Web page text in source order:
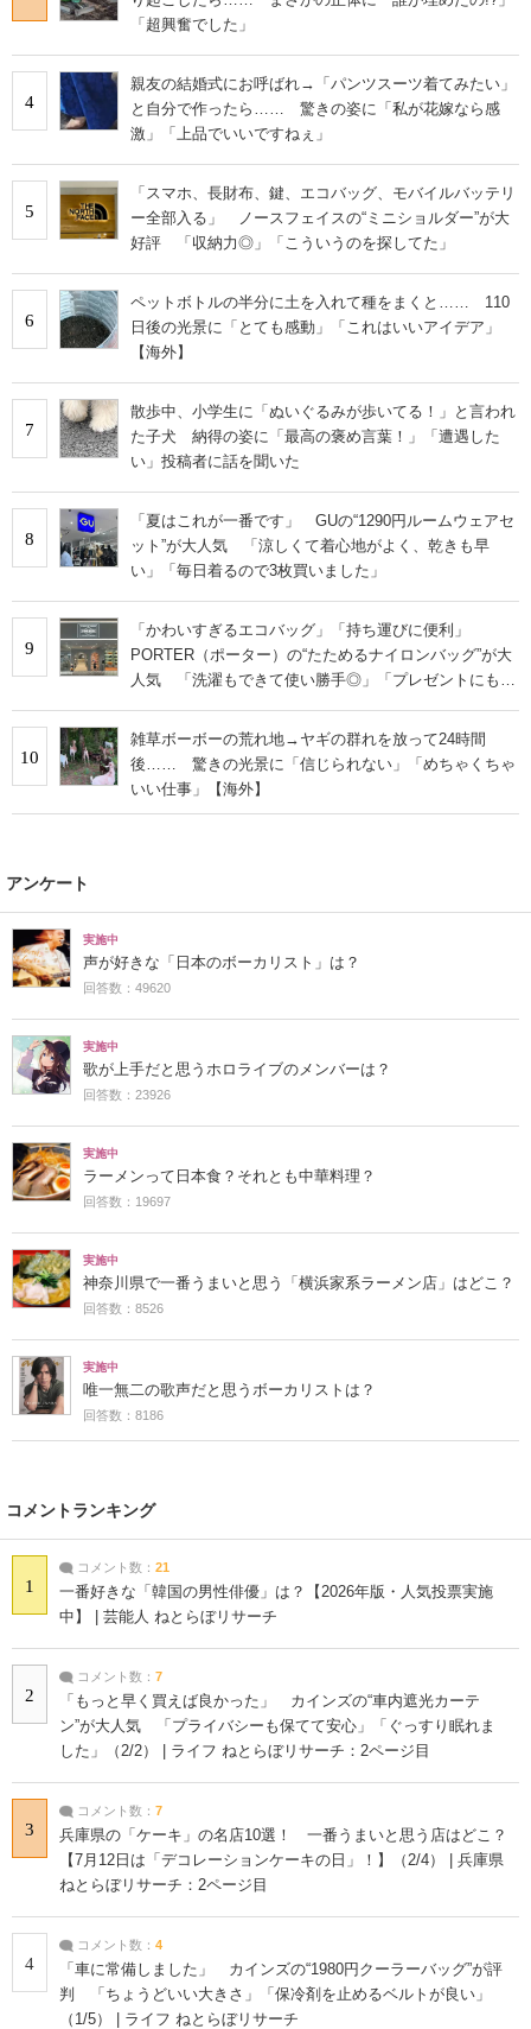
「超興奮でした」
4
親友の結婚式にお呼ばれ→「パンツスーツ着てみたい」
と自分で作ったら…… 驚きの姿に「私が花嫁なら感
激」「上品でいいですねぇ」
5
「スマホ、長財布、鍵、エコバッグ、モバイルバッテリ
ー全部入る」 ノースフェイスの“ミニショルダー”が大
好評 「収納力◎」「こういうのを探してた」
6
ペットボトルの半分に土を入れて種をまくと…… 110
日後の光景に「とても感動」「これはいいアイデア」
【海外】
7
散歩中、小学生に「ぬいぐるみが歩いてる！」と言われ
た子犬 納得の姿に「最高の褒め言葉！」「遭遇した
い」投稿者に話を聞いた
8
「夏はこれが一番です」 GUの“1290円ルームウェアセ
ット”が大人気 「涼しくて着心地がよく、乾きも早
い」「毎日着るので3枚買いました」
9
「かわいすぎるエコバッグ」「持ち運びに便利」
PORTER（ポーター）の“たためるナイロンバッグ”が大
人気 「洗濯もできて使い勝手◎」「プレゼントにもお
10
雑草ボーボーの荒れ地→ヤギの群れを放って24時間
後…… 驚きの光景に「信じられない」「めちゃくちゃ
いい仕事」【海外】
アンケート
実施中
声が好きな「日本のボーカリスト」は？
回答数：49620
実施中
歌が上手だと思うホロライブのメンバーは？
回答数：23926
実施中
ラーメンって日本食？それとも中華料理？
回答数：19697
実施中
神奈川県で一番うまいと思う「横浜家系ラーメン店」はどこ？
回答数：8526
実施中
唯一無二の歌声だと思うボーカリストは？
回答数：8186
コメントランキング
1
コメント数： 21
一番好きな「韓国の男性俳優」は？【2026年版・人気投票実施
中】 | 芸能人 ねとらぼリサーチ
2
コメント数： 7
「もっと早く買えば良かった」 カインズの“車内遮光カーテ
ン”が大人気 「プライバシーも保てて安心」「ぐっすり眠れま
した」（2/2） | ライフ ねとらぼリサーチ：2ページ目
3
コメント数： 7
兵庫県の「ケーキ」の名店10選！ 一番うまいと思う店はどこ？
【7月12日は「デコレーションケーキの日」！】（2/4） | 兵庫県
ねとらぼリサーチ：2ページ目
4
コメント数： 4
「車に常備しました」 カインズの“1980円クーラーバッグ”が評
判 「ちょうどいい大きさ」「保冷剤を止めるベルトが良い」
（1/5） | ライフ ねとらぼリサーチ